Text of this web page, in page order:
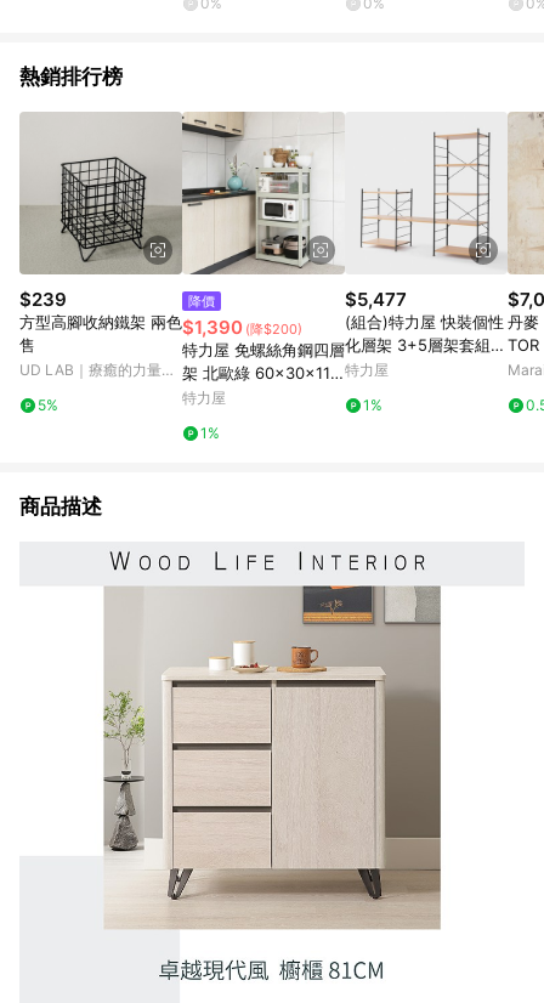
熱銷排行榜
$239
方型高腳收納鐵架 兩色
售
UD LAB｜療癒的力量，
5%
降價
$1,390 (降$200)
特力屋 免螺絲角鋼四層
架 北歐綠 60x30x114
公分
特力屋
1%
$5,477
(組合)特力屋 快裝個性
化層架 3+5層架套組
含延伸層板1片 191x4
架 置物架
特力屋
1%
丹麥
木 銅
商品描述